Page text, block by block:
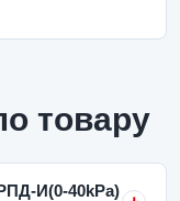
товару
И(0-40kPa)